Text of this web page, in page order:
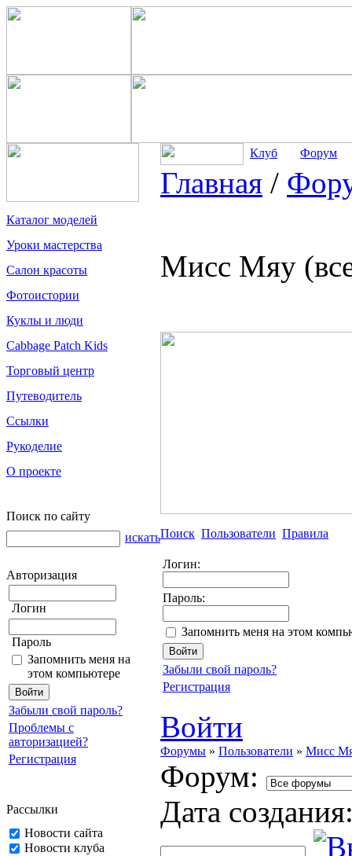
Каталог моделей
Уроки мастерства
Салон красоты
Фотоистории
Куклы и люди
Cabbage Patch Kids
Торговый центр
Путеводитель
Ссылки
Рукоделие
О проекте
Поиск по сайту
искать
Авторизация
Логин
Пароль
Запомнить меня на
этом компьютере
Забыли свой пароль?
Проблемы с
авторизацией?
Регистрация
Рассылки
Новости сайта
Новости клуба
Клуб Форум
Главная /
Мисс Мяу
Поиск Пользователи Правила
Логин:
Пароль:
Запомнить меня на этом
Забыли свой пароль?
Регистрация
Войти
Форумы » Пользователи » Мисс
Форум:
Дата